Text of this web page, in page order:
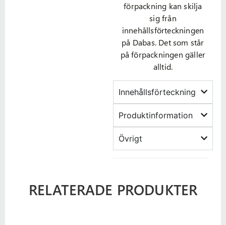
förpackning kan skilja
sig från
innehållsförteckningen
på Dabas. Det som står
på förpackningen gäller
alltid.
Innehållsförteckning
Produktinformation
Övrigt
RELATERADE PRODUKTER